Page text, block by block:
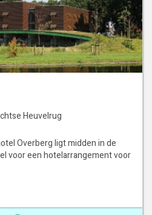
Heuvelrug
Overberg ligt midden in de
voor een hotelarrangement voor